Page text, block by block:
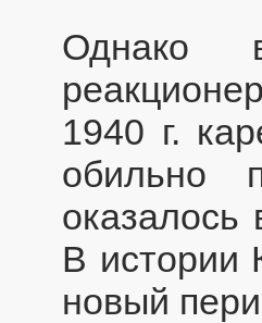
Однако
1940 г.
обильно
оказалось
В истории
новый